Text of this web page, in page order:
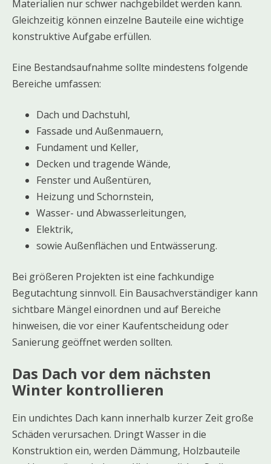
Materialien nur schwer nachgebildet werden kann.
Gleichzeitig können einzelne Bauteile eine wichtige
konstruktive Aufgabe erfüllen.
Eine Bestandsaufnahme sollte mindestens folgende
Bereiche umfassen:
Dach und Dachstuhl,
Fassade und Außenmauern,
Fundament und Keller,
Decken und tragende Wände,
Fenster und Außentüren,
Heizung und Schornstein,
Wasser- und Abwasserleitungen,
Elektrik,
sowie Außenflächen und Entwässerung.
Bei größeren Projekten ist eine fachkundige
Begutachtung sinnvoll. Ein Bausachverständiger kann
sichtbare Mängel einordnen und auf Bereiche
hinweisen, die vor einer Kaufentscheidung oder
Sanierung geöffnet werden sollten.
Das Dach vor dem nächsten
Winter kontrollieren
Ein undichtes Dach kann innerhalb kurzer Zeit große
Schäden verursachen. Dringt Wasser in die
Konstruktion ein, werden Dämmung, Holzbauteile